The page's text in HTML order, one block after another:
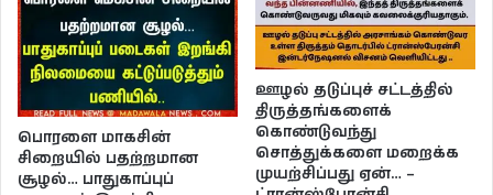
பொரளை மாகசின்
சிறையில் பதற்றமான
சூழல்… பாதுகாப்புப்
ஊழல் தடுப்புச் சட்டத்தில்
திருத்தங்களைக்
கொண்டுவந்து
சொத்துக்களை மறைக்க
முயற்சிப்பது ஏன்… –